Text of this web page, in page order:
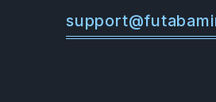
お問い合わせ CONTACT